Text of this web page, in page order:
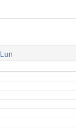
Lun